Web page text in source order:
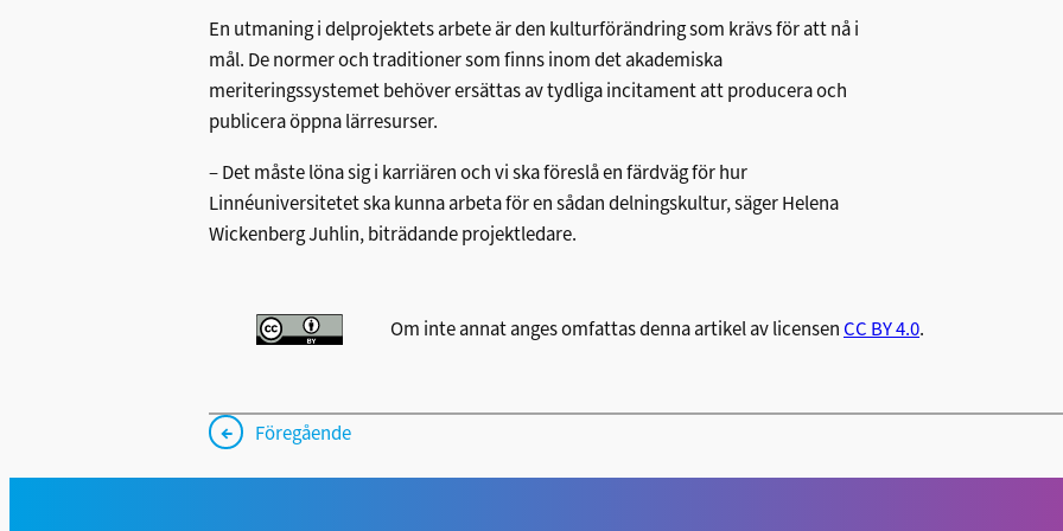
En utmaning i delprojektets arbete är den kulturförändring som krävs för att nå i
mål. De normer och traditioner som finns inom det akademiska
meriteringssystemet behöver ersättas av tydliga incitament att producera och
publicera öppna lärresurser.
– Det måste löna sig i karriären och vi ska föreslå en färdväg för hur
Linnéuniversitetet ska kunna arbeta för en sådan delningskultur, säger Helena
Wickenberg Juhlin, biträdande projektledare.
Om inte annat anges omfattas denna artikel av licensenCC BY 4.0.
← Föregående